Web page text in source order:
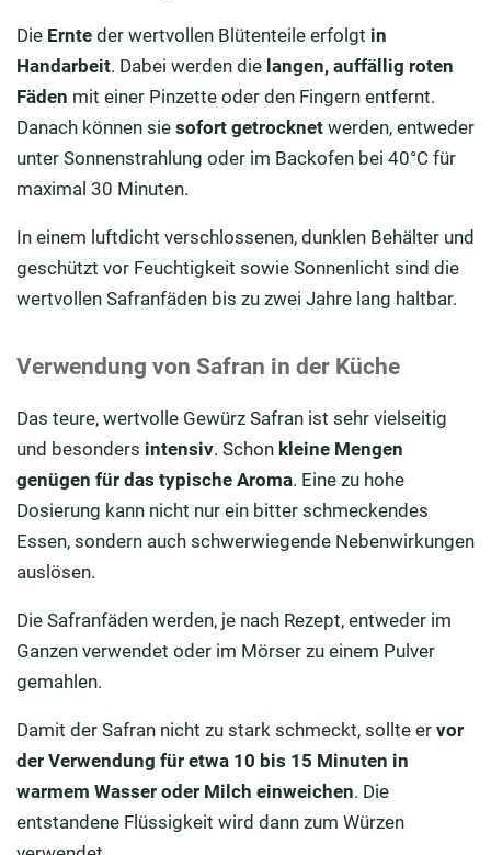
Die Ernte der wertvollen Blütenteile erfolgt in
Handarbeit. Dabei werden die langen, auffällig roten
Fäden mit einer Pinzette oder den Fingern entfernt.
Danach können sie sofort getrocknet werden, entweder
unter Sonnenstrahlung oder im Backofen bei 40°C für
maximal 30 Minuten.
In einem luftdicht verschlossenen, dunklen Behälter und
geschützt vor Feuchtigkeit sowie Sonnenlicht sind die
wertvollen Safranfäden bis zu zwei Jahre lang haltbar.
Verwendung von Safran in der Küche
Das teure, wertvolle Gewürz Safran ist sehr vielseitig
und besonders intensiv. Schon kleine Mengen
genügen für das typische Aroma. Eine zu hohe
Dosierung kann nicht nur ein bitter schmeckendes
Essen, sondern auch schwerwiegende Nebenwirkungen
auslösen.
Die Safranfäden werden, je nach Rezept, entweder im
Ganzen verwendet oder im Mörser zu einem Pulver
gemahlen.
Damit der Safran nicht zu stark schmeckt, sollte er vor
der Verwendung für etwa 10 bis 15 Minuten in
warmem Wasser oder Milch einweichen. Die
entstandene Flüssigkeit wird dann zum Würzen